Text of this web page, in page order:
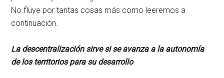
No fluye por tantas cosas más como leeremos a
continuación.
La descentralización sirve si se avanza a la autonomía
de los territorios para su desarrollo